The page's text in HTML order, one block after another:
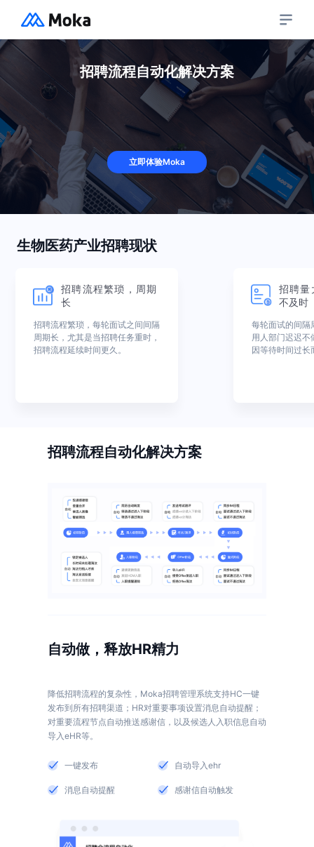
Moka招聘智能化招聘管理系统
招聘流程管理
企业人才库
招聘数据分析
Moka People智能化人力资源管理系统
组织人事
薪酬管理
绩效管理
新一代AI原生的HR SaaS产品
解决方案
招入一体
人事管理一体化
社招
校招
内推
人工智能
智能制造
教育
客户案例
摩卡研习社
客户故事
热门活动
关于我们
关于 Moka
加入我们
媒体报道
招聘流程自动化解决方案
立即体验Moka
生物医药产业招聘现状
招聘流程繁琐，周期
长
招聘流程繁琐，每轮面试之间间隔
周期长，尤其是当招聘任务重时，
招聘流程延续时间更久。
招聘量
不及时
每轮面试的间隔
用人部门迟迟不
因等待时间过长
招聘流程自动化解决方案
自动做，释放HR精力
降低招聘流程的复杂性，Moka招聘管理系统支持HC一键
发布到所有招聘渠道；HR对重要事项设置消息自动提醒；
对重要流程节点自动推送感谢信，以及候选人入职信息自动
一键发布 自动导入ehr
消息自动提醒 感谢信自动触发